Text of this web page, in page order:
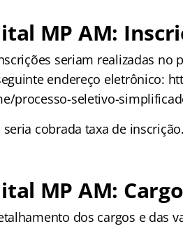
MP AM:
seriam realizadas no
endereço eletrônico:
processo-seletivo-
seria cobrada taxa de inscrição.
MP AM:
dos cargos e das